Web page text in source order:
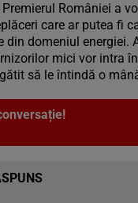
Premierul României a
care ar putea fi
din domeniul energiei.
mici vor intra
să le întindă o